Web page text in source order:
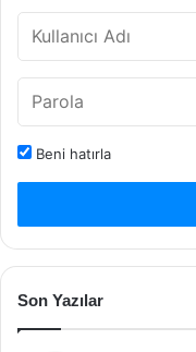
Beni hatırla
Son Yazılar